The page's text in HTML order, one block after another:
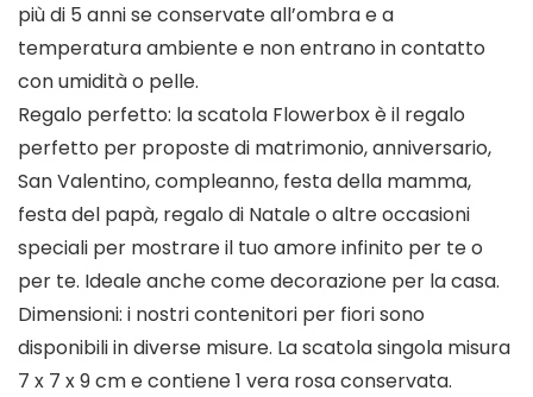
più di 5 anni se conservate all’ombra e a
temperatura ambiente e non entrano in contatto
con umidità o pelle.
Regalo perfetto: la scatola Flowerbox è il regalo
perfetto per proposte di matrimonio, anniversario,
San Valentino, compleanno, festa della mamma,
festa del papà, regalo di Natale o altre occasioni
speciali per mostrare il tuo amore infinito per te o
per te. Ideale anche come decorazione per la casa.
Dimensioni: i nostri contenitori per fiori sono
disponibili in diverse misure. La scatola singola misura
7 x 7 x 9 cm e contiene 1 vera rosa conservata.